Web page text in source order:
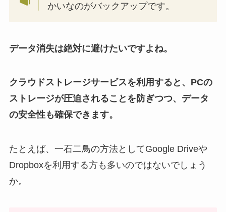
かいなのがバックアップです。
データ消失は絶対に避けたいですよね。
クラウドストレージサービスを利用すると、PCの
ストレージが圧迫されることを防ぎつつ、データ
の安全性も確保できます。
たとえば、一石二鳥の方法としてGoogle Driveや
Dropboxを利用する方も多いのではないでしょう
か。